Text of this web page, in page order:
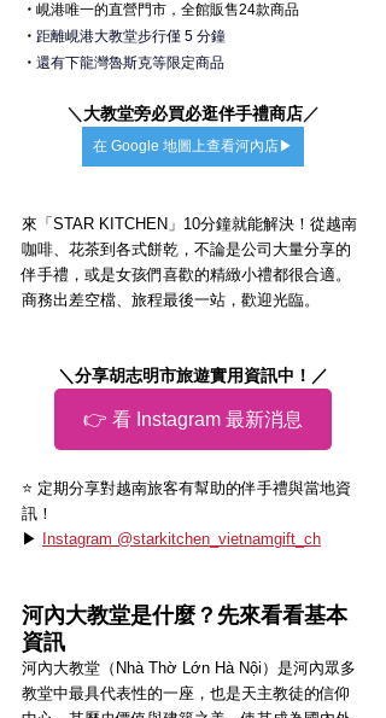
・ 峴港唯一的直營門市，全館販售24款商品
・ 距離峴港大教堂步行僅 5 分鐘
・ 還有下龍灣魯斯克等限定商品
＼大教堂旁必買必逛伴手禮商店／
在 Google 地圖上查看河內店▶
來「STAR KITCHEN」10分鐘就能解決！從越南
咖啡、花茶到各式餅乾，不論是公司大量分享的
伴手禮，或是女孩們喜歡的精緻小禮都很合適。
商務出差空檔、旅程最後一站，歡迎光臨。
＼分享胡志明市旅遊實用資訊中！／
👉 看 Instagram 最新消息
⭐️ 定期分享對越南旅客有幫助的伴手禮與當地資
訊！
▶
Instagram @starkitchen_vietnamgift_ch
河內大教堂是什麼？先來看看基本
資訊
河內大教堂（Nhà Thờ Lớn Hà Nội）是河內眾多
教堂中最具代表性的一座，也是天主教徒的信仰